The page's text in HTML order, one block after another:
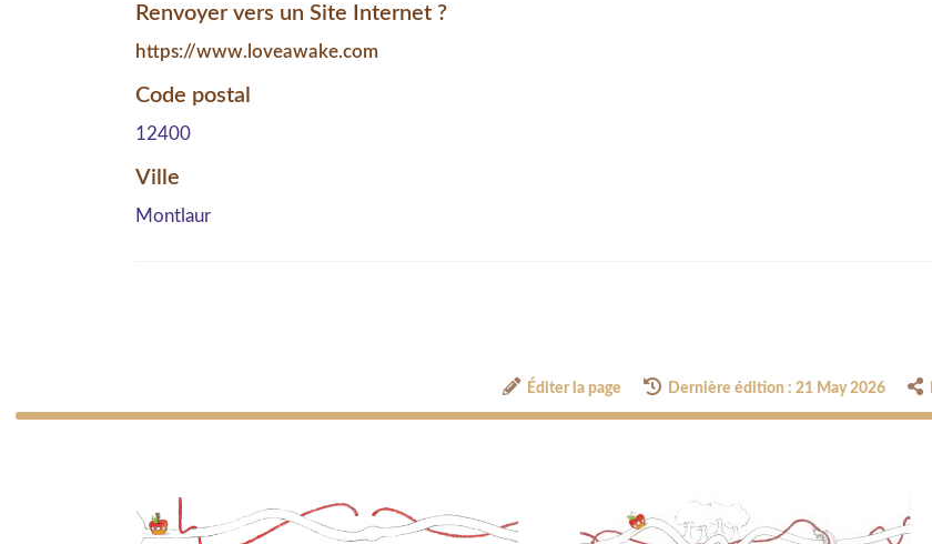
Renvoyer vers un Site Internet ?
https://www.loveawake.com
Code postal
12400
Ville
Montlaur
Éditer la page Dernière édition : 21 May 2026